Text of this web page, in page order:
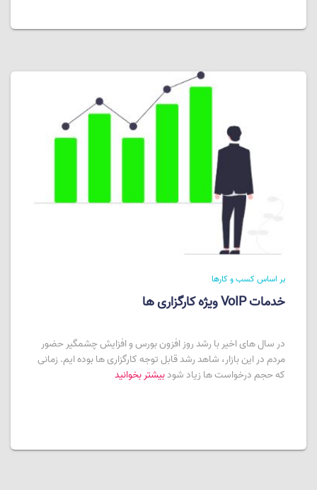
بر اساس کسب و کارها
خدمات VoIP ویژه کارگزاری ها
در سال های اخیر با رشد روز افزون بورس و افزایش چشمگیر حضور
مردم در این بازار، شاهد رشد قابل توجه کارگزاری ها بوده ایم. زمانی
که حجم درخواست ها زیاد شودبیشتر بخوانید